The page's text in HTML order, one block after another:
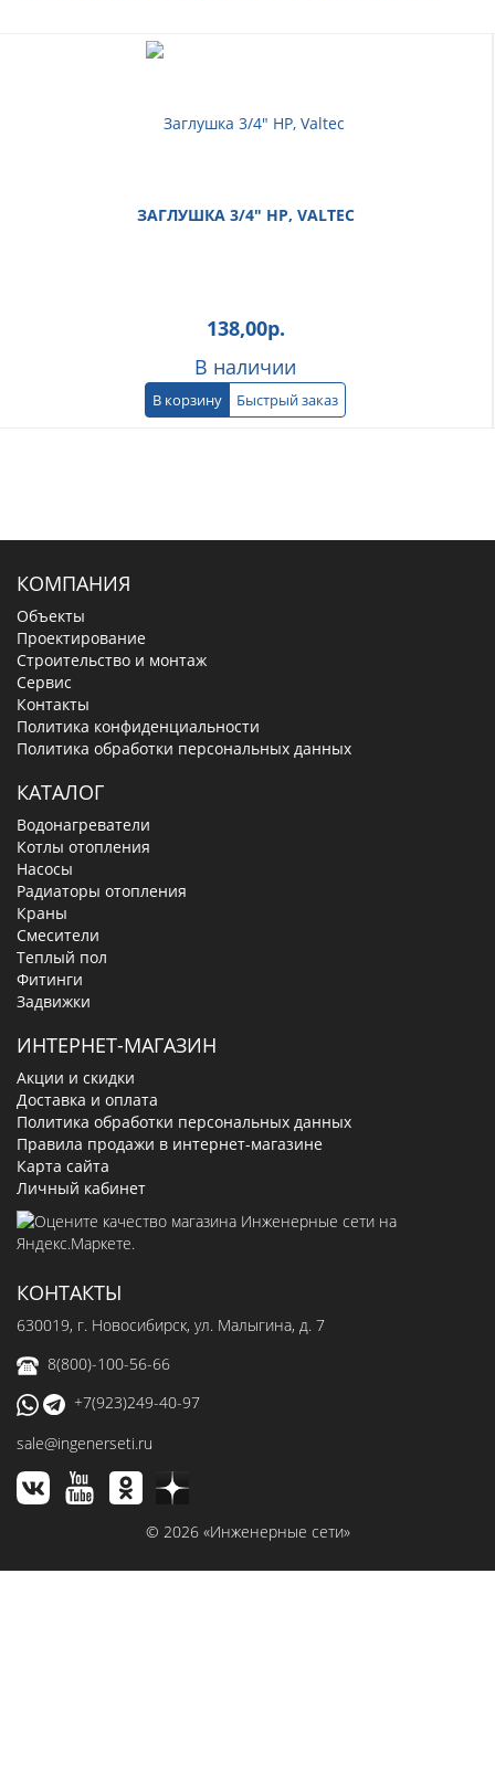
ЗАГЛУШКА 3/4" НР, VALTEC
138,00р.
В наличии
В корзину Быстрый заказ
КОМПАНИЯ
Объекты
Проектирование
Строительство и монтаж
Сервис
Контакты
Политика конфиденциальности
Политика обработки персональных данных
КАТАЛОГ
Водонагреватели
Котлы отопления
Насосы
Радиаторы отопления
Краны
Смесители
Теплый пол
Фитинги
Задвижки
ИНТЕРНЕТ-МАГАЗИН
Акции и скидки
Доставка и оплата
Политика обработки персональных данных
Правила продажи в интернет-магазине
Карта сайта
Личный кабинет
КОНТАКТЫ
630019, г. Новосибирск, ул. Малыгина, д. 7
8(800)-100-56-66
+7(923)249-40-97
sale@ingenerseti.ru
© 2026 «Инженерные сети»